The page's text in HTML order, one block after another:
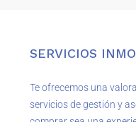
SERVICIOS
Te ofrecemos una
servicios de gestión y